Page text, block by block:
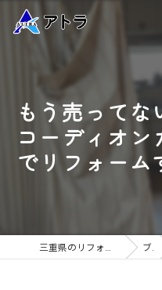
もう売ってな
コーディオ
でリフォーム
三重県のリフォームなら高品質な工事のアトラ ブログ